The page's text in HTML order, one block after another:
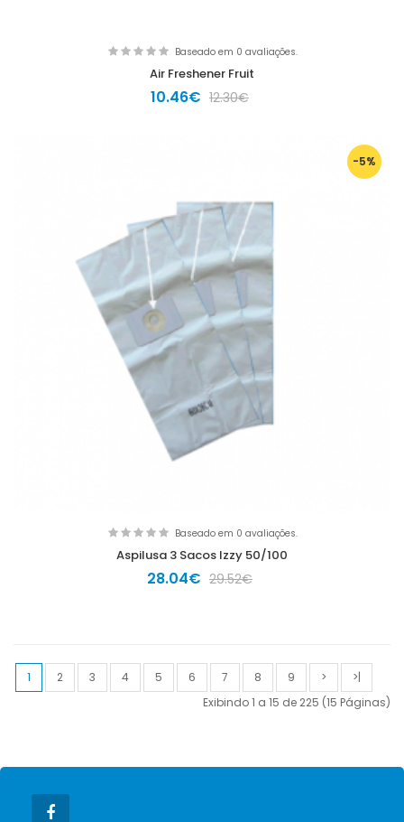
Baseado em 0 avaliações.
Air Freshener Fruit
10.46€ 12.30€
-5%
Baseado em 0 avaliações.
Aspilusa 3 Sacos Izzy 50/100
28.04€ 29.52€
1 2 3 4 5 6 7 8 9 >
>|
Exibindo 1 a 15 de 225 (15 Páginas)